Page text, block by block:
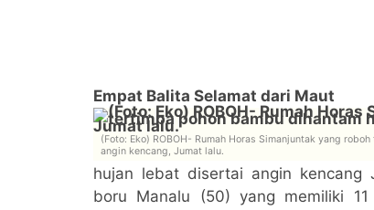
Empat Balita Selamat dari Maut
(Foto: Eko) ROBOH- Rumah Horas Simanjuntak yang
angin kencang, Jumat lalu.
hujan lebat disertai angin kencang
boru Manalu (50) yang memiliki